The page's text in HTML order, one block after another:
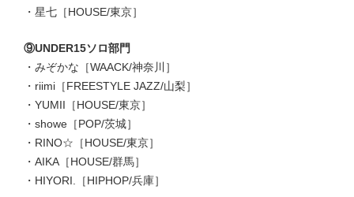
・星七［HOUSE/東京］
⑨UNDER15ソロ部門
・みぞかな［WAACK/神奈川］
・riimi［FREESTYLE JAZZ/山梨］
・YUMII［HOUSE/東京］
・showe［POP/茨城］
・RINO☆［HOUSE/東京］
・AIKA［HOUSE/群馬］
・HIYORI.［HIPHOP/兵庫］